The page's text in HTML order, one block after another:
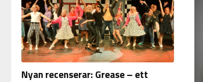
Nyan recenserar: Grease – ett